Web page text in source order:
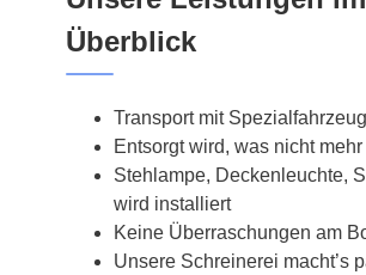
Überblick
Transport mit
Entsorgt wird, was nicht
Stehlampe, Deckenleuchte,
wird installiert
Keine Überraschungen am
Unsere Schreinerei macht’s